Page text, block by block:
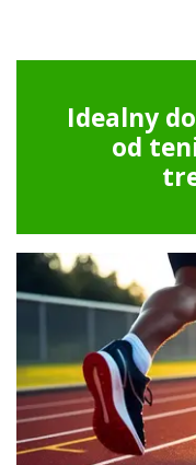
Idealny
od